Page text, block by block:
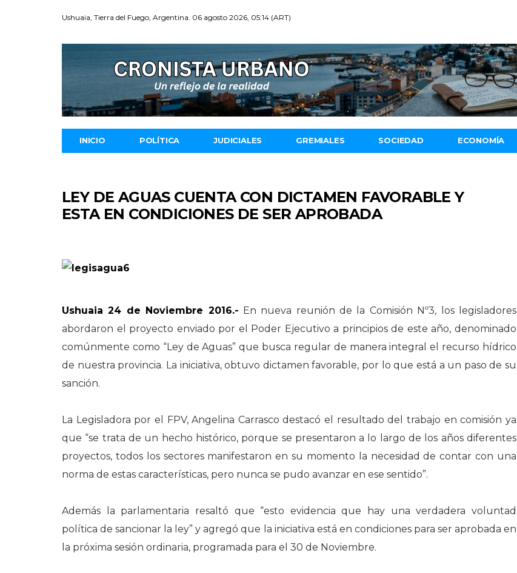
Ushuaia, Tierra del Fuego, Argentina. 06 agosto 2026, 05:14 (ART)
INICIO POLÍTICA JUDICIALES GREMIALES SOCIEDAD ECONOMÍA
LEY DE AGUAS CUENTA CON DICTAMEN FAVORABLE Y
ESTA EN CONDICIONES DE SER APROBADA
Ushuaia 24 de Noviembre 2016.- En nueva reunión de la Comisión Nº3, los legisladores
abordaron el proyecto enviado por el Poder Ejecutivo a principios de este año, denominado
comúnmente como “Ley de Aguas” que busca regular de manera integral el recurso hídrico
de nuestra provincia. La iniciativa, obtuvo dictamen favorable, por lo que está a un paso de su
sanción.
La Legisladora por el FPV, Angelina Carrasco destacó el resultado del trabajo en comisión ya
que “se trata de un hecho histórico, porque se presentaron a lo largo de los años diferentes
proyectos, todos los sectores manifestaron en su momento la necesidad de contar con una
norma de estas características, pero nunca se pudo avanzar en ese sentido”.
Además la parlamentaria resaltó que “esto evidencia que hay una verdadera voluntad
política de sancionar la ley” y agregó que la iniciativa está en condiciones para ser aprobada en
la próxima sesión ordinaria, programada para el 30 de Noviembre.